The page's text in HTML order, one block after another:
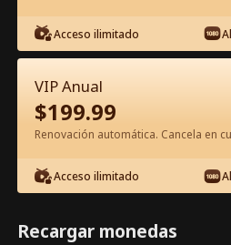
Episodio 49 - El amor
peligrosa Película
0-49 50-74
45 46 47
Acceso ilimitado
VIP Anual
$199.99
Renovación automática. Cancela en
Acceso ilimitado
Recargar monedas